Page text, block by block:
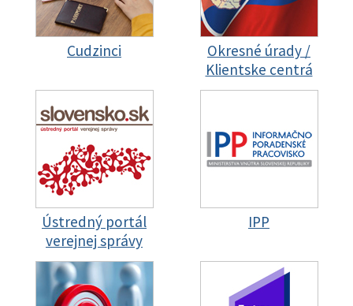
Cudzinci
Okresné úrady /
Klientske centrá
Ústredný portál
verejnej správy
IPP